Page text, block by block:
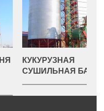
КУКУРУЗНАЯ
СУШИЛЬНАЯ БАШНЯ